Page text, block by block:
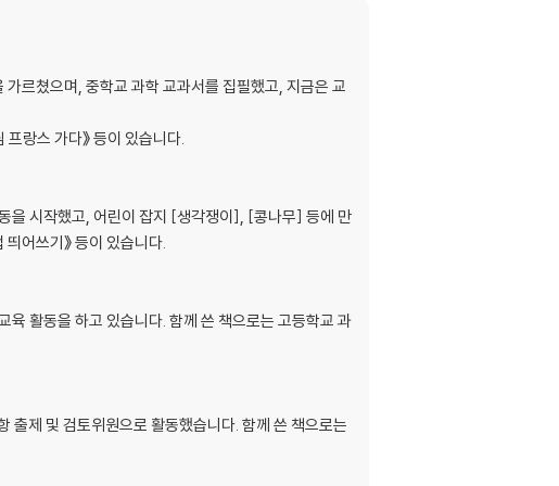
르쳤으며, 중학교 과학 교과서를 집필했고, 지금은 교
프랑스 가다》 등이 있습니다.
을 시작했고, 어린이 잡지 [생각쟁이], [콩나무] 등에 만
띄어쓰기》 등이 있습니다.
활동을 하고 있습니다. 함께 쓴 책으로는 고등학교 과
출제 및 검토위원으로 활동했습니다. 함께 쓴 책으로는